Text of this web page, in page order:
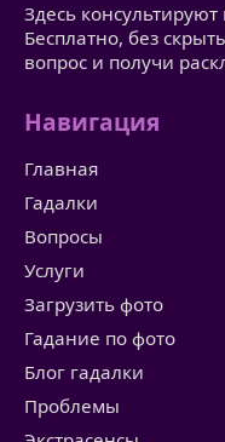
Здесь
Бесплатно, без
вопрос и получи
Навигация
Главная
Гадалки
Вопросы
Услуги
Загрузить фото
Гадание по фото
Блог гадалки
Проблемы